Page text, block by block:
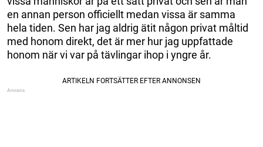
en annan person officiellt medan vissa är samma
hela tiden. Sen har jag aldrig ätit någon privat måltid
med honom direkt, det är mer hur jag uppfattade
honom när vi var på tävlingar ihop i yngre år.